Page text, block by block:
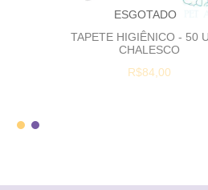
ESGOTADO
TAPETE HIGIÊNICO - 50
CHALESCO
R$84,00